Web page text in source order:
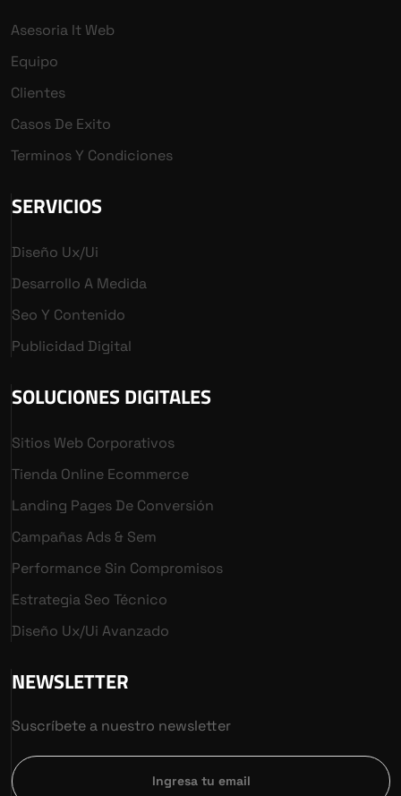
Asesoria It Web
Equipo
Clientes
Casos De Exito
Terminos Y Condiciones
SERVICIOS
Diseño Ux/ui
Desarrollo A Medida
Seo Y Contenido
Publicidad Digital
SOLUCIONES DIGITALES
Sitios Web Corporativos
Tienda Online Ecommerce
Landing Pages De Conversión
Campañas Ads & Sem
Performance Sin Compromisos
Estrategia Seo Técnico
Diseño Ux/ui Avanzado
NEWSLETTER
Suscríbete a nuestro newsletter